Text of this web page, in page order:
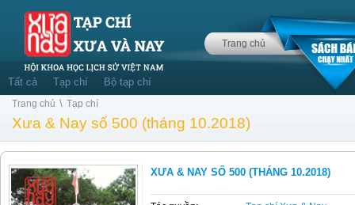
Trang chủ
Tất cả Tạp chí Bộ tạp chí
Trang chủ \ Tạp chí
Xưa & Nay số 500 (tháng 10.2018)
XƯA & NAY SỐ 500 (THÁNG 10.2018)